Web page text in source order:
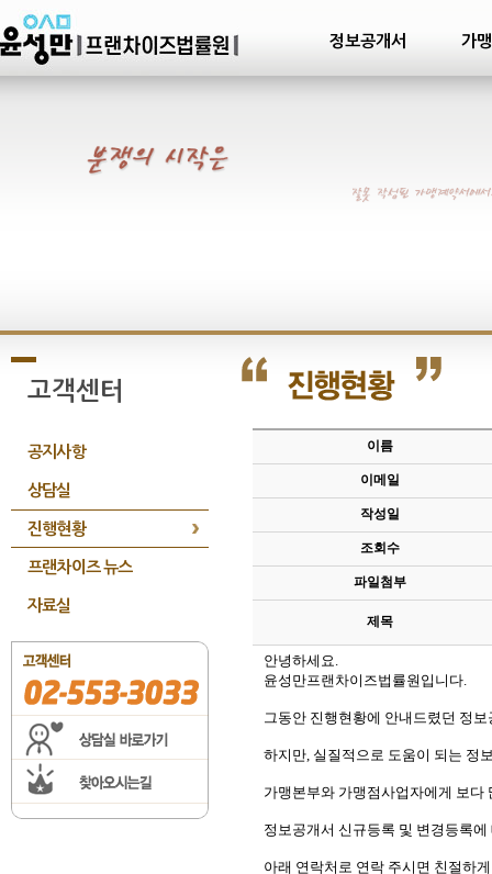
정보공개서 가
고객센터
공지사항
상담실
진행현황
프랜차이즈 뉴스
자료실
이름
이메일
작성일
조회수
파일첨부
제목
안녕하세요.
윤성만프랜차이즈법률원입니다.
그동안 진행현황에 안내드렸던 정
하지만, 실질적으로 도움이 되는 정
가맹본부와 가맹점사업자에게 보다
정보공개서 신규등록 및 변경등록
아래 연락처로 연락 주시면 친절하